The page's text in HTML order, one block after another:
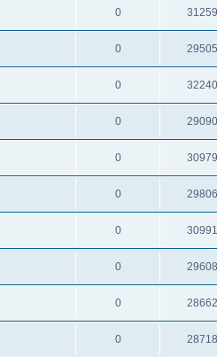
0 31259
0 29505
0 32240
0 29090
0 30979
0 29806
0 30991
0 29608
0 28662
0 28718